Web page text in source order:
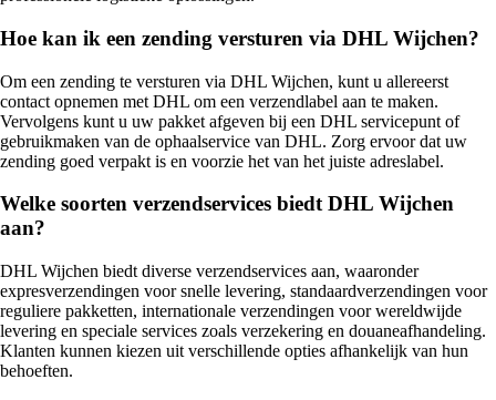
Hoe kan ik een zending versturen via DHL Wijchen?
Om een zending te versturen via DHL Wijchen, kunt u allereerst
contact opnemen met DHL om een verzendlabel aan te maken.
Vervolgens kunt u uw pakket afgeven bij een DHL servicepunt of
gebruikmaken van de ophaalservice van DHL. Zorg ervoor dat uw
zending goed verpakt is en voorzie het van het juiste adreslabel.
Welke soorten verzendservices biedt DHL Wijchen
aan?
DHL Wijchen biedt diverse verzendservices aan, waaronder
expresverzendingen voor snelle levering, standaardverzendingen voor
reguliere pakketten, internationale verzendingen voor wereldwijde
levering en speciale services zoals verzekering en douaneafhandeling.
Klanten kunnen kiezen uit verschillende opties afhankelijk van hun
behoeften.